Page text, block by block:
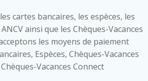
cartes bancaires, les espèces, les
ainsi que les Chèques-Vacances
les moyens de paiement
Espèces, Chèques-Vacances
Vacances Connect